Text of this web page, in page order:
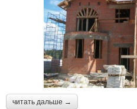
строительства
Керамические кирпичи
читать дальше →